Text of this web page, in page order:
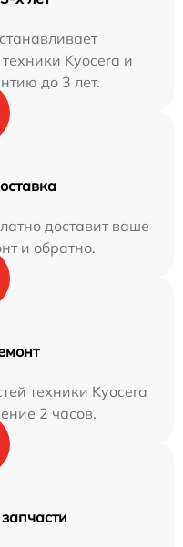
Kyocera и
до 3 лет.
доставит ваше
и обратно.
техники Kyocera
2 часов.